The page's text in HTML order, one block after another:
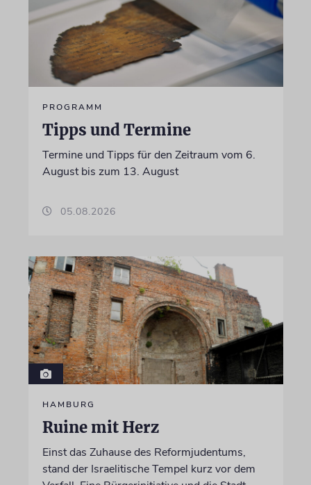
PROGRAMM
Tipps und Termine
Termine und Tipps für den Zeitraum vom 6.
August bis zum 13. August
05.08.2026
HAMBURG
Ruine mit Herz
Einst das Zuhause des Reformjudentums,
stand der Israelitische Tempel kurz vor dem